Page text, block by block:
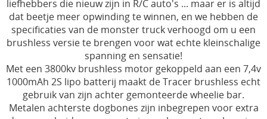
Cadeaubon
Acties
Merchandising Shop
liefhebbers die nieuw zijn in R/C auto's ... maar er is altijd
dat beetje meer opwinding te winnen, en we hebben de
specificaties van de monster truck verhoogd om u een
brushless versie te brengen voor wat echte kleinschalige
spanning en sensatie!
Met een 3800kv brushless motor gekoppeld aan een 7,4v
1000mAh 2S lipo batterij maakt de Tracer brushless echt
gebruik van zijn achter gemonteerde wheelie bar.
Metalen achterste dogbones zijn inbegrepen voor extra